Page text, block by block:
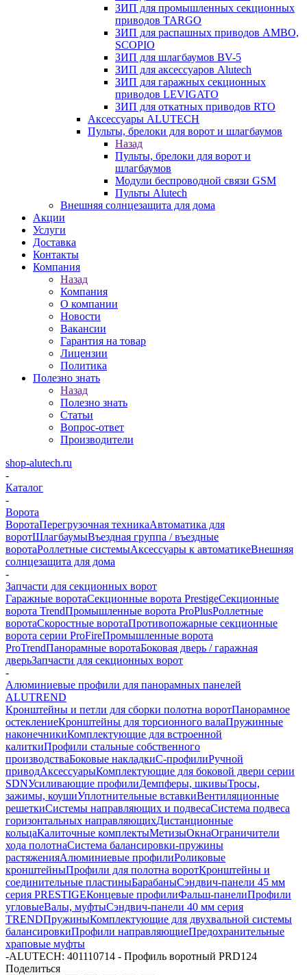
ЗИП для промышленных секционных
приводов TARGO
ЗИП для распашных приводов AMBO,
SCOPIO
ЗИП для шлагбаумов BV-5
ЗИП для аксессуаров Alutech
ЗИП для гаражных секционных
приводов LEVIGATO
ЗИП для откатных приводов RTO
Аксессуары ALUTECH
Пульты, брелоки для ворот и шлагбаумов
Назад
Пульты, брелоки для ворот и
шлагбаумов
Модули беспроводной связи GSM
Пульты Alutech
Внешняя солнцезащита для дома
Акции
Услуги
Доставка
Контакты
Компания
Назад
Компания
О компании
Новости
Вакансии
Гарантия на товар
Лицензии
Политика
Полезно знать
Назад
Полезно знать
Статьи
Вопрос-ответ
Производители
shop-alutech.ru
-
Каталог
-
Ворота
ВоротаПерегрузочная техникаАвтоматика для
воротШлагбаумыВъездная группа / въездные
воротаРоллетные системыАксессуары к автоматикеВнешняя
солнцезащита для дома
-
Запчасти для секционных ворот
Гаражные воротаСекционные ворота PrestigeСекционные
ворота TrendПромышленные ворота ProPlusРоллетные
воротаСкоростные воротаПротивопожарные секционные
ворота серии ProFireПромышленные ворота
ProTrendПанорамные воротаБоковая дверь / гаражная
дверьЗапчасти для секционных ворот
-
Алюминиевые профили для панорамных панелей
ALUTREND
Кронштейны и петли для сборки полотна воротПанорамное
остеклениеКронштейны для торсионного валаПружинные
наконечникиКомплектующие для встроенной
калиткиПрофили стальные собственного
производстваБоковые накладкиС-профилиРучной
приводАксессуарыКомплектующие для боковой двери серии
SDNУсиливающие профилиДемпферы, шкивыТросы,
зажимы, коушиУплотнительные вставкиВентиляционные
решеткиСистемы направляющих и подвесаСистема подвеса
горизонтальных направляющихДистанционные
кольцаКалиточные комплектыМетизыОкнаОграничители
хода полотнаСистема балансировки-пружины
растяженияАлюминиевые профилиРоликовые
кронштейныПрофили для полотна воротКронштейны и
соединительные пластиныБарабаныСэндвич-панели 45 мм
серия PRESTIGEКонцевые профилиФальш-панелиПрофили
угловыеВалы, муфтыСэндвич-панели 40 мм серия
TRENDПружиныКомплектующие для двухвальной системы
балансировкиПрофили направляющиеПредохранительные
храповые муфты
-ALUTECH: 401110714 - Профиль воротный PRD124
Поделиться